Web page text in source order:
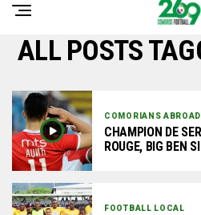
ALL POSTS
COMORIANS ABROAD
CHAMPION DE
ROUGE, BIG BEN
FOOTBALL LOCAL